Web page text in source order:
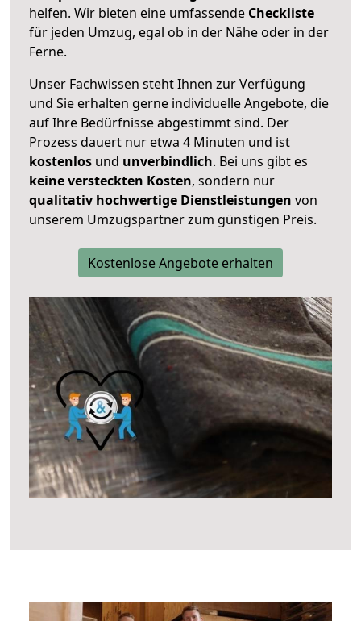
helfen. Wir bieten eine umfassende Checkliste
für jeden Umzug, egal ob in der Nähe oder in der
Ferne.
Unser Fachwissen steht Ihnen zur Verfügung
und Sie erhalten gerne individuelle Angebote, die
auf Ihre Bedürfnisse abgestimmt sind. Der
Prozess dauert nur etwa 4 Minuten und ist
kostenlos und unverbindlich. Bei uns gibt es
keine versteckten Kosten, sondern nur
qualitativ hochwertige Dienstleistungen von
unserem Umzugspartner zum günstigen Preis.
Kostenlose Angebote erhalten